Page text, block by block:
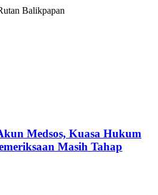
Balikpapan
Medsos, Kuasa Hukum
Masih Tahap